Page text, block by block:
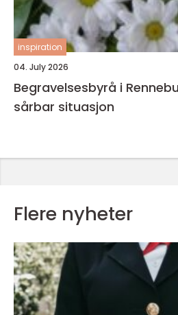
inspiration
04. July 2026
Begravelsesbyrå i
sårbar situasjon
Flere nyheter